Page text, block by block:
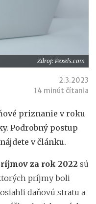
Zdroj: Pexels.com
2.3.2023
14 minút čítania
priznanie v roku
Podrobný postup
v článku.
za rok 2022 sú
príjmy boli
daňovú stratu a